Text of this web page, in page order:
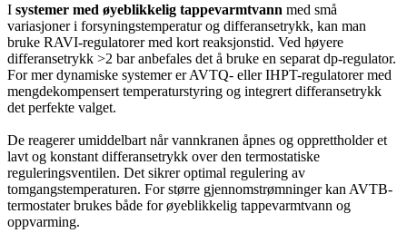
I systemer med øyeblikkelig tappevarmtvann med små
variasjoner i forsyningstemperatur og differansetrykk, kan man
bruke RAVI-regulatorer med kort reaksjonstid. Ved høyere
differansetrykk >2 bar anbefales det å bruke en separat dp-regulator.
For mer dynamiske systemer er AVTQ- eller IHPT-regulatorer med
mengdekompensert temperaturstyring og integrert differansetrykk
det perfekte valget.
De reagerer umiddelbart når vannkranen åpnes og opprettholder et
lavt og konstant differansetrykk over den termostatiske
reguleringsventilen. Det sikrer optimal regulering av
tomgangstemperaturen. For større gjennomstrømninger kan AVTB-
termostater brukes både for øyeblikkelig tappevarmtvann og
oppvarming.